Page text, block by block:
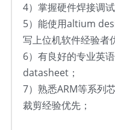
4） 掌握硬件焊接调
5） 能使用altium
写上位机软件经验者
6） 有良好的专业英
datasheet；
7） 熟悉ARM等系列
裁剪经验优先；